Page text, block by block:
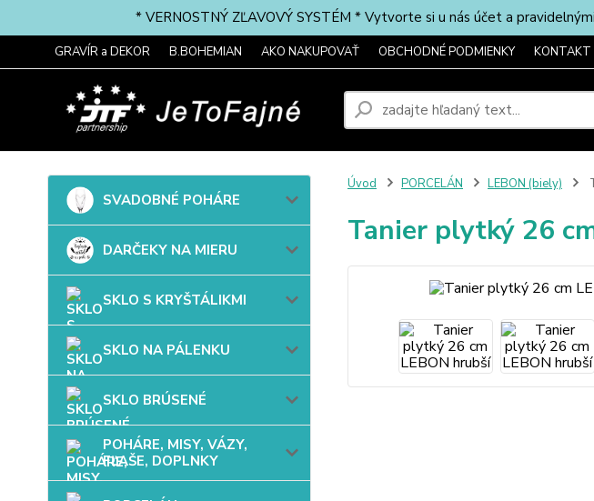
* VERNOSTNÝ ZĽAVOVÝ SYSTÉM * Vytvorte si u nás účet a
GRAVÍR a DEKOR B.BOHEMIAN AKO NAKUPOVAŤ OBCHODNÉ PODMIENKY KONTAKT
SVADOBNÉ POHÁRE
DARČEKY NA MIERU
SKLO S KRYŠTÁLIKMI
SKLO NA PÁLENKU
SKLO BRÚSENÉ
POHÁRE, MISY, VÁZY,
FĽAŠE, DOPLNKY
Úvod PORCELÁN LEBON (biely)
Tanier plytký 26